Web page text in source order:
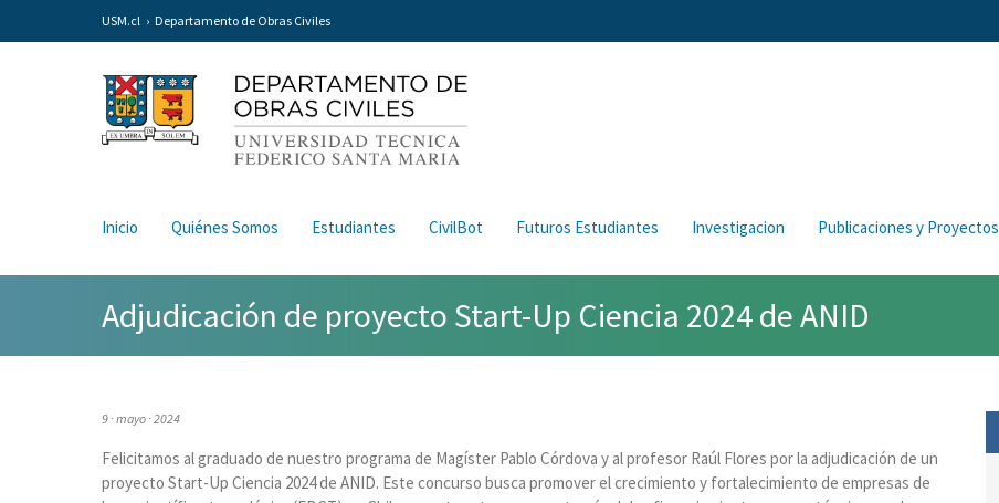
USM.cl Departamento de Obras Civiles
Inicio Quiénes Somos Estudiantes CivilBot Futuros Estudiantes Investigacion Publicaciones y Proyectos
Adjudicación de proyecto Start-Up Ciencia 2024 de ANID
9 · mayo · 2024
Felicitamos al graduado de nuestro programa de Magíster Pablo Córdova y al profesor Raúl Flores por la adjudicación de un
proyecto Start-Up Ciencia 2024 de ANID. Este concurso busca promover el crecimiento y fortalecimiento de empresas de